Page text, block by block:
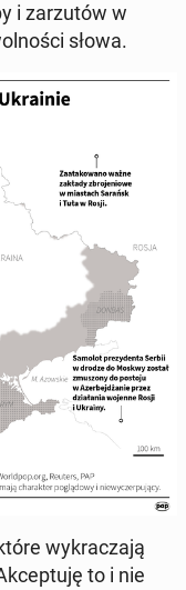
i za­rzu­tów w
słowa.
wy­kra­cza­ją
to i nie